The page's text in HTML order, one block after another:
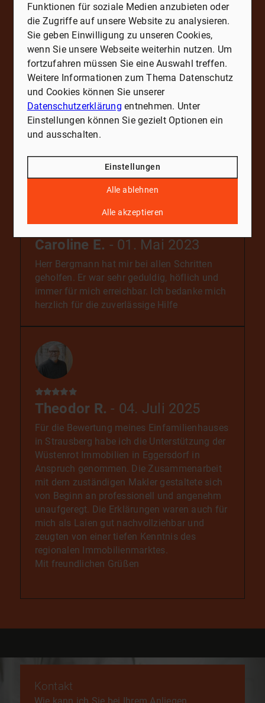
Bright Adewale und Nasifat
Lamidi- 26. Februar 2026
Sehr geehrter Herr Bergmann,
wir möchten uns herzlich bei Ihnen für Ihre
Unterstützung und Professionalität im
Rahmen unseres Notartermins bedanken.
Ihre klare Kommunikation und zuverlässige
Organisation haben wesentlich dazu
beigetragen, dass alles reibungslos verlaufen
ist. Wir wissen Ihr Engagement für unser
Projekt sehr zu schätzen.
Für unsere Familie ist dies ein ganz
besonderer Meilenstein, und wir sind
dankbar, dass Sie uns auf diesem Weg
begleiten.
Vielen Dank nochmals für Ihre hervorragende
Arbeit.
Mit freundlichen Grüßen Bright & Nasifat.
Mehr erfahren
Caroline E. - 01. Mai 2023
Herr Bergmann hat mir bei allen Schritten
geholfen. Er war sehr geduldig, höflich und
immer für mich erreichbar. Ich bedanke mich
herzlich für die zuverlässige Hilfe
Theodor R.- 04. Juli 2025
Für die Bewertung meines Einfamilienhauses
in Strausberg habe ich die Unterstützung der
Wüstenrot Immobilien in Eggersdorf in
Anspruch genommen. Die Zusammenarbeit
mit dem zuständigen Makler gestaltete sich
von Beginn an professionell und angenehm
unaufgeregt. Die Erklärungen waren auch für
mich als Laien gut nachvollziehbar und
zeugten von einer tiefen Kenntnis des
regionalen Immobilienmarktes.
Mit freundlichen Grüßen
Kontakt
Funktionen für soziale Medien anzubieten oder
die Zugriffe auf unsere Website zu analysieren.
Sie geben Einwilligung zu unseren Cookies,
wenn Sie unsere Webseite weiterhin nutzen. Um
fortzufahren müssen Sie eine Auswahl treffen.
Weitere Informationen zum Thema Datenschutz
und Cookies können Sie unserer
Datenschutzerklärung entnehmen. Unter
Einstellungen können Sie gezielt Optionen ein
und ausschalten.
Einstellungen
Alle ablehnen
Alle akzeptieren